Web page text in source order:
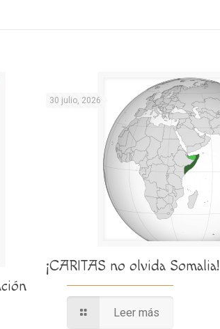
30 julio, 2026
¡CARITAS no olvida Somalia!
Leer más